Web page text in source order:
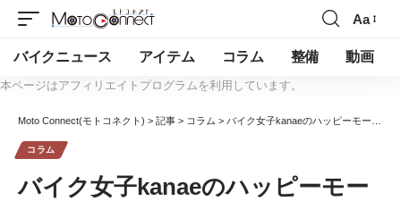
Aa
バイクニュース アイテム コラム 整備 動画
本ページはアフィリエイトプログラムを利用しています。
Moto Connect(モトコネクト) > 記事 > コラム > バイク女子kanaeのハッピーモーターライフVol.9 CL500手放した理由と次のバイクライフ
コラム
バイク女子kanaeのハッピーモー